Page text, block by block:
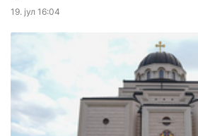
19. јул 16:04